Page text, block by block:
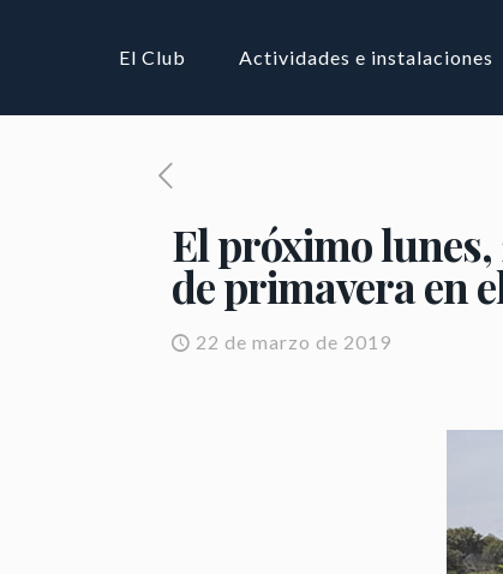
El Club Actividades e instalaciones
El próximo
de primavera en
22 de marzo de 2019